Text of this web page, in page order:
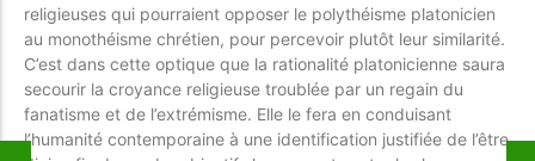
religieuses qui pourraient opposer le polythéisme platonicien
au monothéisme chrétien, pour percevoir plutôt leur similarité.
C’est dans cette optique que la rationalité platonicienne saura
secourir la croyance religieuse troublée par un regain du
fanatisme et de l’extrémisme. Elle le fera en conduisant
l’humanité contemporaine à une identification justifiée de l’être